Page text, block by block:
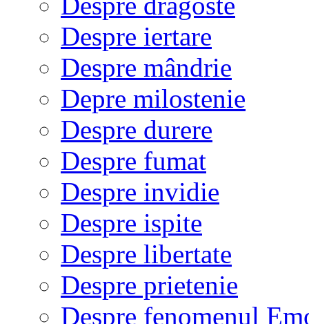
Despre iertare
Despre mândrie
Depre milostenie
Despre durere
Despre fumat
Despre invidie
Despre ispite
Despre libertate
Despre prietenie
Despre fenomenul